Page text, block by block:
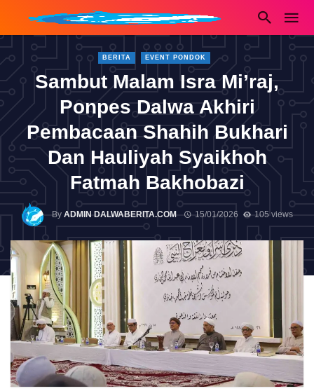
BERITA EVENT PONDOK
Sambut Malam Isra Mi’raj,
Ponpes Dalwa Akhiri
Pembacaan Shahih Bukhari
Dan Hauliyah Syaikhoh
Fatmah Bakhobazi
ByADMIN DALWABERITA.COM 15/01/2026 105 views